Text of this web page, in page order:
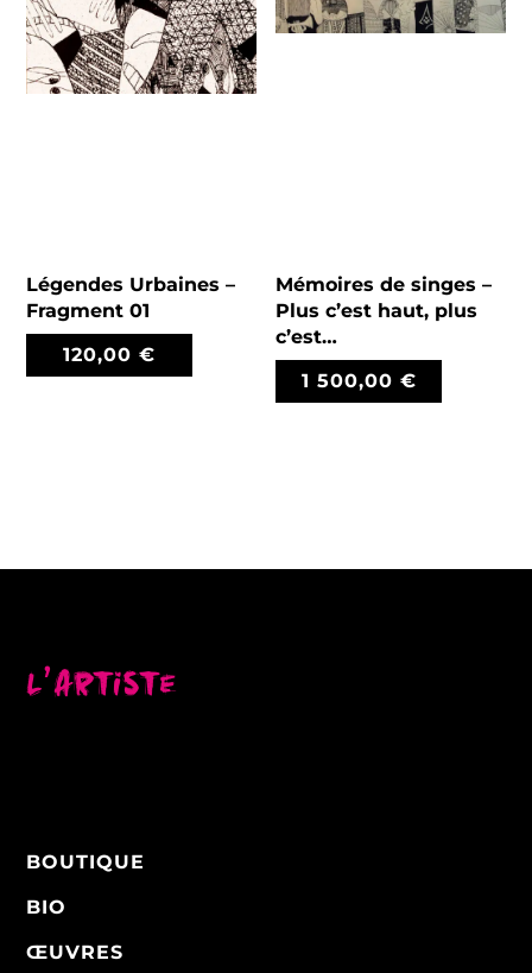
Légendes Urbaines –
Fragment 01
120,00€
Mémoires de singes –
Plus c’est haut, plus
c’est…
1 500,00 €
L’artiste
BOUTIQUE
BIO
ŒUVRES